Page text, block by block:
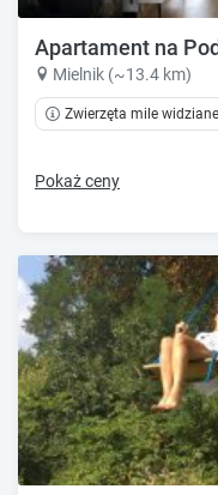
Apartament na
Mielnik (~13.4 km)
Zwierzęta mile widziane
Pokaż ceny